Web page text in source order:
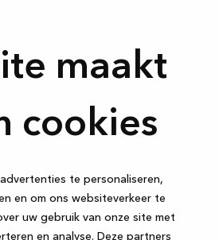
maakt
cookies
te personaliseren,
en om ons websiteverkeer te
uw gebruik van onze site met
en analyse. Deze partners